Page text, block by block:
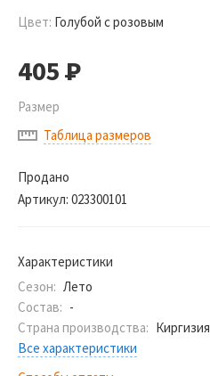
Цвет: Голубой с розовым
405Р
Размер
Таблица размеров
Продано
Артикул: 023300101
Характеристики
Сезон: Лето
Состав: -
Страна производства: Киргизия
Все характеристики